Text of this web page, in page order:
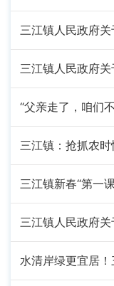
三江镇：抢抓农